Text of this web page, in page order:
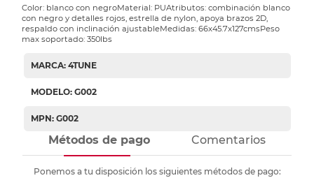
Color: blanco con negroMaterial: PUAtributos: combinación blanco
con negro y detalles rojos, estrella de nylon, apoya brazos 2D,
respaldo con inclinación ajustableMedidas: 66x45.7x127cmsPeso
max soportado: 350lbs
MARCA: 4TUNE
MODELO: G002
MPN: G002
Métodos de pago Comentarios
Ponemos a tu disposición los siguientes métodos de pago: